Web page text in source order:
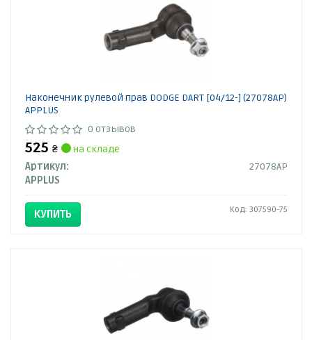
Наконечник рулевой прав DODGE DART [04/12-] (27078AP)
APPLUS
0 отзывов
525 ₴
на складе
Артикул:
27078AP
APPLUS
КУПИТЬ Код: 307590-75